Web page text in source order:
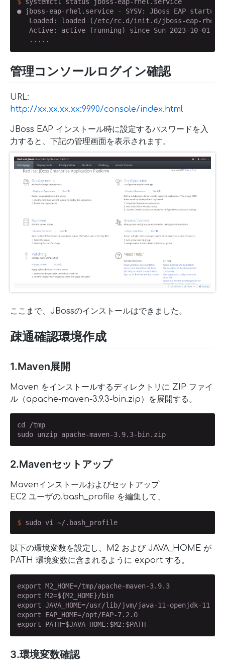
$ systemctl status jboss-eap-rhel.service
● jboss-eap-rhel.service - SYSV: JBoss EAP startup
Loaded: loaded (/etc/rc.d/init.d/jboss-eap-
Active: active (running) since Sun 2023-10-01
   .....
管理コンソールログイン確認
URL:
http://xx.xx.xx.xx:9990/console/index.html
JBoss EAP インストール時に設定するパスワードを入
力すると、下記の管理画面を表示されます。
ここまで、JBossのインストールはできました。
疎通確認環境作成
1.Maven展開
Maven をインストールするディレクトリに ZIP ファイ
ル（apache-maven-3.9.3-bin.zip）を展開する。
cd /tmp
sudo unzip apache-maven-3.9.3-bin.zip
2.Mavenセットアップ
Mavenインストールおよびセットアップ
EC2 ユーザの.bash_profile を編集して、
$ sudo vi ~/.bash_profile
以下の環境変数を設定し、M2 および JAVA_HOME が
PATH 環境変数に含まれるように export する。
export M2_HOME=/tmp/apache-maven-3.9.3
export M2=${M2_HOME}/bin
export JAVA_HOME=/usr/lib/jvm/java-11-openjdk-
export EAP_HOME=/opt/EAP-7.2.0
export PATH=$JAVA_HOME:$M2:$PATH
3.環境変数確認